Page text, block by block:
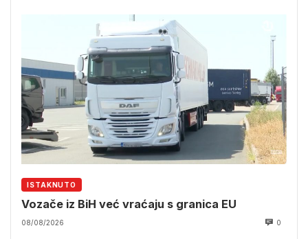
ISTAKNUTO
Vozače iz BiH već vraćaju s granica EU
08/08/2026 0